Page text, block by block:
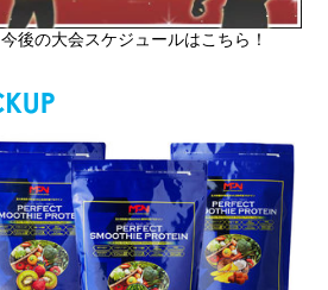
今後の大会スケジュールはこちら！